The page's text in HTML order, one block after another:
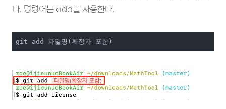
다. 명령어는 add를 사용한다.
git add 파일명(확장자 포함)